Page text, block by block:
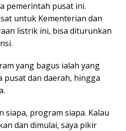
pemerintah pusat ini.
untuk Kementerian dan
listrik ini, bisa diturunkan
yang bagus ialah yang
dan daerah, hingga
siapa, program siapa. Kalau
dan dimulai, saya pikir